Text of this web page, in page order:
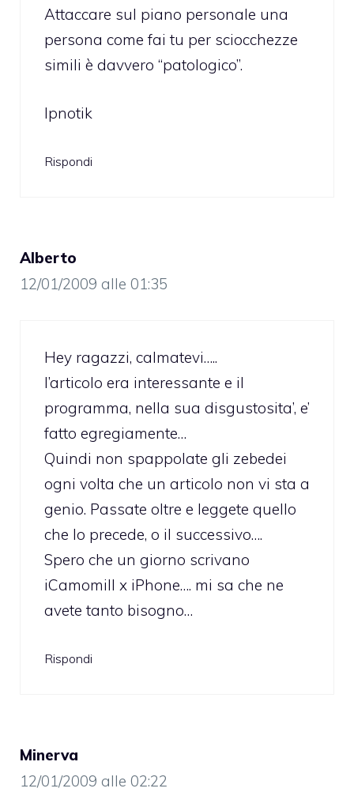
Attaccare sul piano personale una
persona come fai tu per sciocchezze
simili è davvero “patologico”.
Ipnotik
Rispondi
Alberto
12/01/2009 alle 01:35
Hey ragazzi, calmatevi…..
l’articolo era interessante e il
programma, nella sua disgustosita’, e’
fatto egregiamente…
Quindi non spappolate gli zebedei
ogni volta che un articolo non vi sta a
genio. Passate oltre e leggete quello
che lo precede, o il successivo….
Spero che un giorno scrivano
iCamomill x iPhone…. mi sa che ne
avete tanto bisogno…
Rispondi
Minerva
12/01/2009 alle 02:22